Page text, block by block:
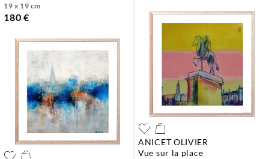
19 x 19 cm
180 €
ANICET OLIVIER
vue sur la place